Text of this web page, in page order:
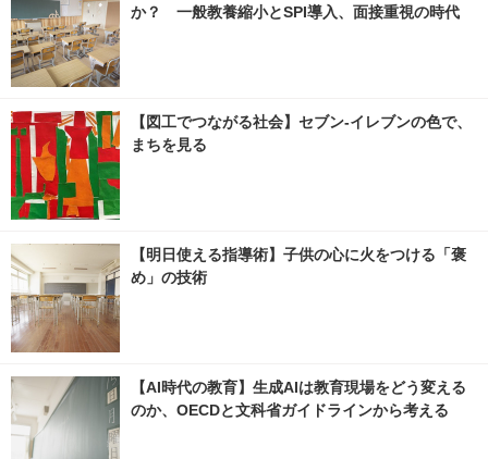
か？ 一般教養縮小とSPI導入、面接重視の時代
【図工でつながる社会】セブン‐イレブンの色で、
まちを見る
【明日使える指導術】子供の心に火をつける「褒
め」の技術
【AI時代の教育】生成AIは教育現場をどう変える
のか、OECDと文科省ガイドラインから考える